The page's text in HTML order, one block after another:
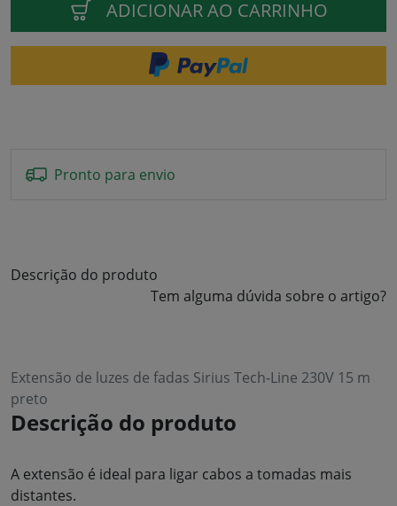
ADICIONAR AO CARRINHO
Pronto para envio
Descrição do produto
Tem alguma dúvida sobre o artigo?
Extensão de luzes de fadas Sirius Tech-Line 230V 15 m
preto
Descrição do produto
A extensão é ideal para ligar cabos a tomadas mais
distantes.